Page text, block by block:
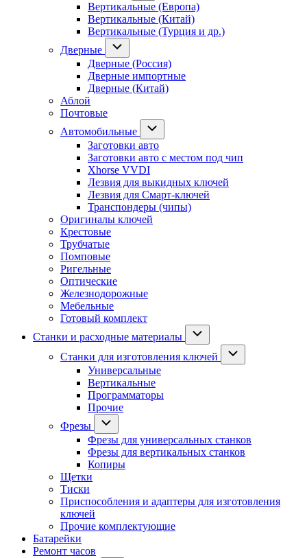
Вертикальные (Европа)
Вертикальные (Китай)
Вертикальные (Турция и др.)
Дверные
Дверные (Россия)
Дверные импортные
Дверные (Китай)
Аблой
Почтовые
Автомобильные
Заготовки авто
Заготовки авто с местом под чип
Xhorse VVDI
Лезвия для выкидных ключей
Лезвия для Смарт-ключей
Транспондеры (чипы)
Оригиналы ключей
Крестовые
Трубчатые
Помповые
Ригельные
Оптические
Железнодорожные
Мебельные
Готовый комплект
Станки и расходные материалы
Станки для изготовления ключей
Универсальные
Вертикальные
Программаторы
Прочие
Фрезы
Фрезы для универсальных станков
Фрезы для вертикальных станков
Копиры
Щетки
Тиски
Приспособления и адаптеры для изготовления
ключей
Прочие комплектующие
Батарейки
Ремонт часов